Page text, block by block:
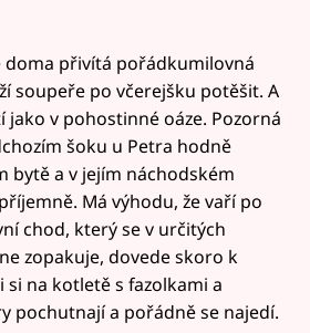
doma přivítá pořádkumilovná
soupeře po včerejšku potěšit. A
jako v pohostinné oáze. Pozorná
šoku u Petra hodně
bytě a v jejím náchodském
Má výhodu, že vaří po
chod, který se v určitých
zopakuje, dovede skoro k
na kotletě s fazolkami a
pochutnají a pořádně se najedí.